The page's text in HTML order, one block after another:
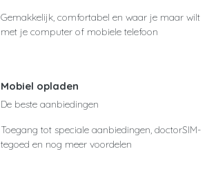
Gemakkelijk, comfortabel en waar je maar wilt
met je computer of mobiele telefoon
Mobiel opladen
De beste aanbiedingen
Toegang tot speciale aanbiedingen, doctorSIM-
tegoed en nog meer voordelen